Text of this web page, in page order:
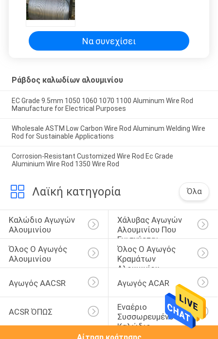
Να συνεχίσει
Ράβδος καλωδίων αλουμινίου
EC Grade 9.5mm 1050 1060 1070 1100 Aluminum Wire Rod
Manufacture for Electrical Purposes
Wholesale ASTM Low Carbon Wire Rod Aluminum Welding Wire
Rod for Sustainable Applications
Corrosion-Resistant Customized Wire Rod Ec Grade
Aluminium Wire Rod 1350 Wire Rod
Λαϊκή κατηγορία Όλα
Καλώδιο Αγωγών
Αλουμινίου
Χάλυβας Αγωγών
Αλουμινίου Που
Ενισχύεται
Όλος Ο Αγωγός
Αλουμινίου
Όλος Ο Αγωγός
Κραμάτων
Αλουμινίου
Αγωγός AACSR
Αγωγός ACAR
ACSR ΌΠΩΣ
Εναέριο
Συσσωρευμένο
Καλώδιο